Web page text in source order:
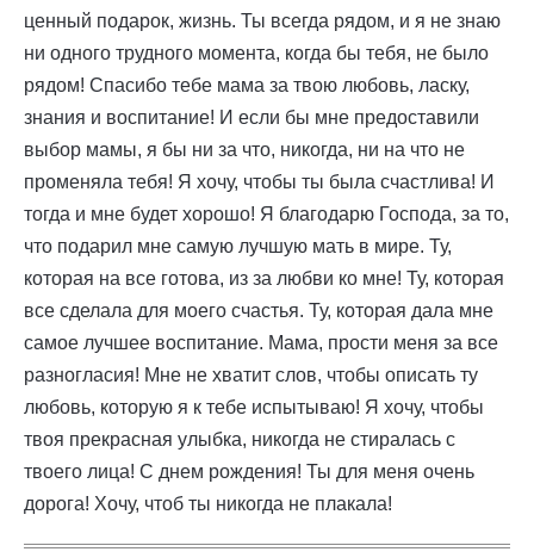
ценный подарок, жизнь. Ты всегда рядом, и я не знаю
ни одного трудного момента, когда бы тебя, не было
рядом! Спасибо тебе мама за твою любовь, ласку,
знания и воспитание! И если бы мне предоставили
выбор мамы, я бы ни за что, никогда, ни на что не
променяла тебя! Я хочу, чтобы ты была счастлива! И
тогда и мне будет хорошо! Я благодарю Господа, за то,
что подарил мне самую лучшую мать в мире. Ту,
которая на все готова, из за любви ко мне! Ту, которая
все сделала для моего счастья. Ту, которая дала мне
самое лучшее воспитание. Мама, прости меня за все
разногласия! Мне не хватит слов, чтобы описать ту
любовь, которую я к тебе испытываю! Я хочу, чтобы
твоя прекрасная улыбка, никогда не стиралась с
твоего лица! С днем рождения! Ты для меня очень
дорога! Хочу, чтоб ты никогда не плакала!